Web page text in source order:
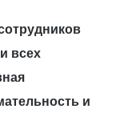
всех
и